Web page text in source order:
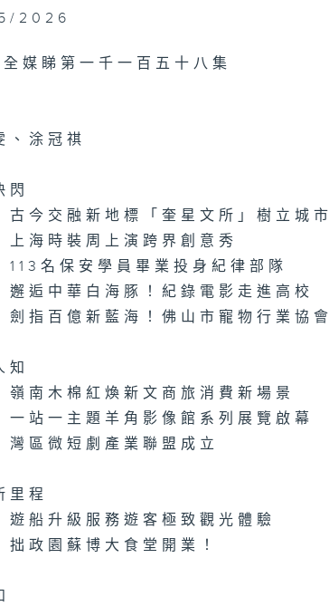
集
2026
媒睇第一千一百五十八集
、涂冠祺
閃
古今交融新地標「奎星文所」樹立城
上海時裝周上演跨界創意秀
113名保安學員畢業投身紀律部隊
邂逅中華白海豚！紀錄電影走進高校
劍指百億新藍海！佛山市寵物行業協
知
嶺南木棉紅煥新文商旅消費新場景
一站一主題羊角影像館系列展覽啟幕
灣區微短劇產業聯盟成立
里程
遊船升級服務遊客極致觀光體驗
拙政園蘇博大食堂開業！